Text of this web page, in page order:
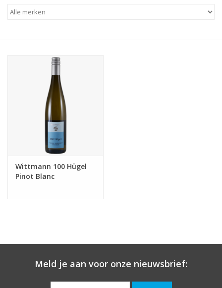
Wittmann 100 Hügel
Pinot Blanc
Meld je aan voor onze nieuwsbrief: